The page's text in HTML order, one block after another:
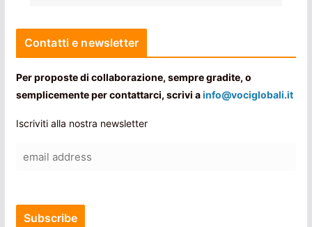
Contatti e newsletter
Per proposte di collaborazione, sempre gradite, o
semplicemente per contattarci, scrivi ainfo@vociglobali.it
Iscriviti alla nostra newsletter